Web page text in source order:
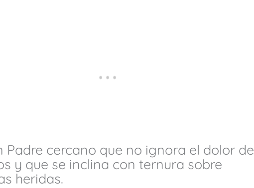
Padre cercano que no ignora el dolor de
y que se inclina con ternura sobre
heridas.